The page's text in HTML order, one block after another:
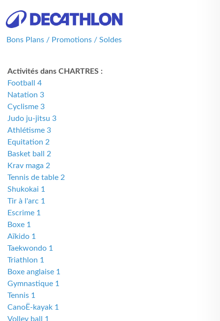
Bons Plans / Promotions / Soldes
Activités dans CHARTRES :
Football 4
Natation 3
Cyclisme 3
Judo ju-jitsu 3
Athlétisme 3
Equitation 2
Basket ball 2
Krav maga 2
Tennis de table 2
Shukokai 1
Tir à l'arc 1
Escrime 1
Boxe 1
Aïkido 1
Taekwondo 1
Triathlon 1
Boxe anglaise 1
Gymnastique 1
Tennis 1
CanoË-kayak 1
Volley ball 1